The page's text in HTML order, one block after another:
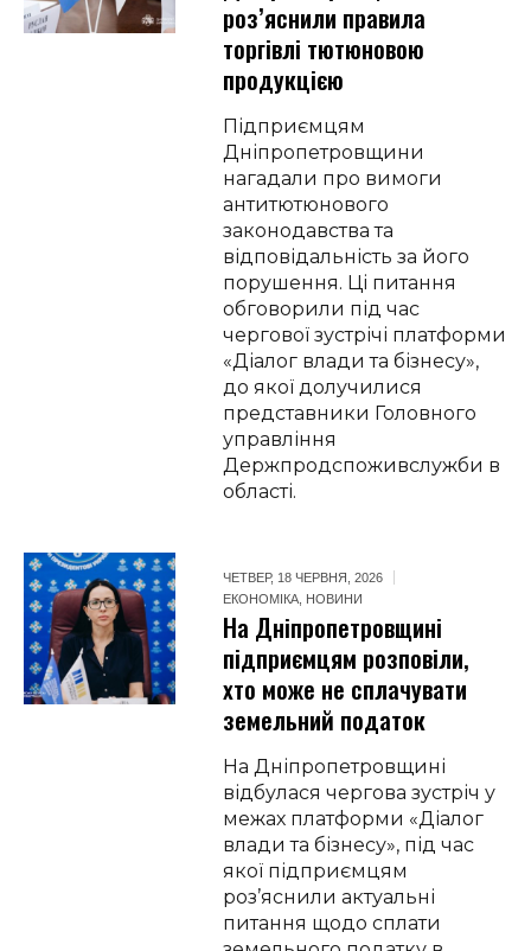
роз’яснили правила
торгівлі тютюновою
продукцією
Підприємцям
Дніпропетровщини
нагадали про вимоги
антитютюнового
законодавства та
відповідальність за його
порушення. Ці питання
обговорили під час
чергової зустрічі платформи
«Діалог влади та бізнесу»,
до якої долучилися
представники Головного
управління
Держпродспоживслужби в
області.
ЧЕТВЕР, 18 ЧЕРВНЯ, 2026
ЕКОНОМІКА НОВИНИ
На Дніпропетровщині
підприємцям розповіли,
хто може не сплачувати
земельний податок
На Дніпропетровщині
відбулася чергова зустріч у
межах платформи «Діалог
влади та бізнесу», під час
якої підприємцям
роз’яснили актуальні
питання щодо сплати